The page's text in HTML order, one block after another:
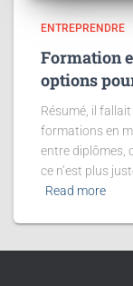
ENTREPRENDRE
Formation
options
Résumé, il
formations en
entre diplômes,
ce n’est plus
Read more